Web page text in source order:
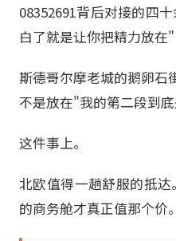
08352691背后对接的四
白了就是让你把精力放在"
斯德哥尔摩老城的鹅卵石
不是放在"我的第二段到
这件事上。
北欧值得一趟舒服的抵
的商务舱才真正值那个价。